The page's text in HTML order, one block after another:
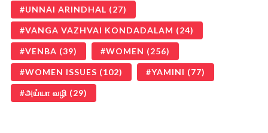
UNNAI ARINDHAL (27)
VANGA VAZHVAI KONDADALAM (24)
VENBA (39) WOMEN (256)
WOMEN ISSUES (102) YAMINI (77)
அய்யா வழி (29)